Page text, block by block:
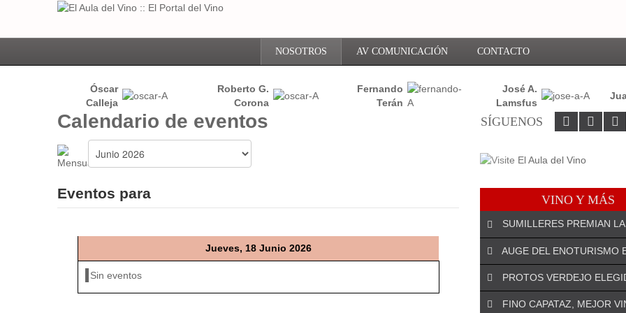
NOSOTROS AV COMUNICACIÓN CONTACTO
Óscar
Calleja
Roberto G.
Corona
Fernando
Terán
José A.
Lamsfus
Calendario de eventos
Eventos para
Jueves, 18 Junio 2026
Sin eventos
SÍGUENOS
VINO Y MÁS
SUMILLERES PREMIAN LA
El especialista riojano José
AUGE DEL ENOTURISMO
PROTOS VERDEJO
FINO CAPATAZ, MEJOR